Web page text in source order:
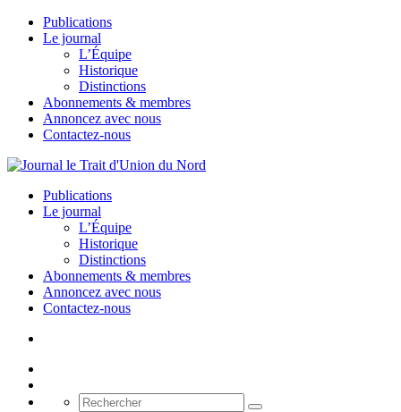
Publications
Le journal
L’Équipe
Historique
Distinctions
Abonnements & membres
Annoncez avec nous
Contactez-nous
Publications
Le journal
L’Équipe
Historique
Distinctions
Abonnements & membres
Annoncez avec nous
Contactez-nous